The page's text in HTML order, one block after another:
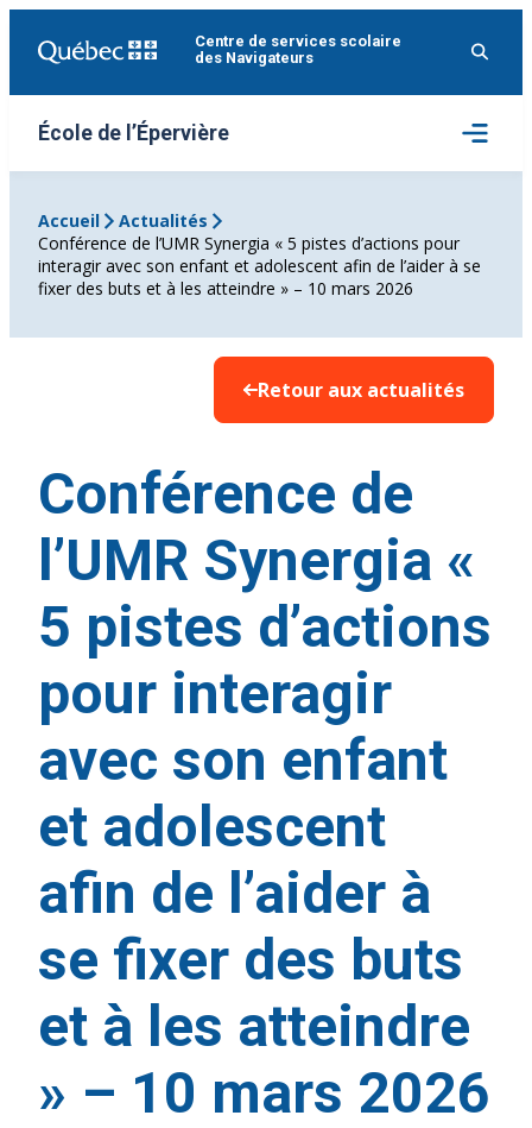
Centre de services scolaire
des Navigateurs
École de l’Épervière
Ouvrir
le
menu
Accueil
Actualités
Conférence de l’UMR Synergia « 5 pistes d’actions pour
interagir avec son enfant et adolescent afin de l’aider à se
fixer des buts et à les atteindre » – 10 mars 2026
Retour aux actualités
Conférence de
l’UMR Synergia «
5 pistes d’actions
pour interagir
avec son enfant
et adolescent
afin de l’aider à
se fixer des buts
et à les atteindre
» – 10 mars 2026